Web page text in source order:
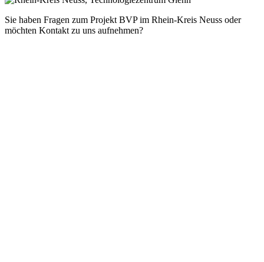
Sie haben Fragen zum Projekt BVP im Rhein-Kreis Neuss oder
möchten Kontakt zu uns aufnehmen?